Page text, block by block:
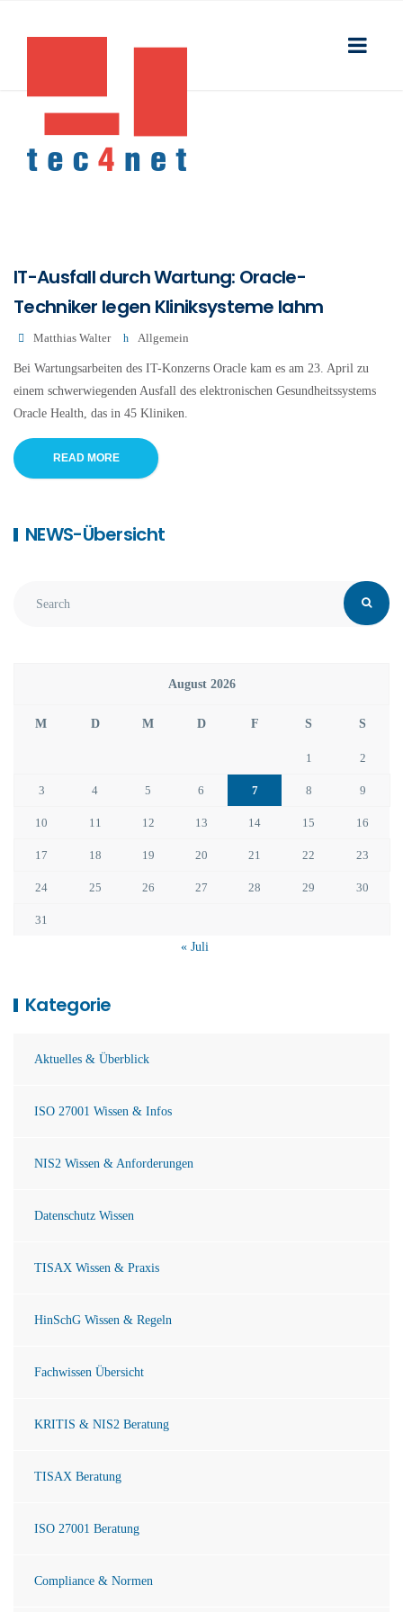
IT-Ausfall durch Wartung: Oracle-
Techniker legen Kliniksysteme lahm
Matthias Walter Allgemein
Bei Wartungsarbeiten des IT-Konzerns Oracle kam es am 23. April zu
einem schwerwiegenden Ausfall des elektronischen Gesundheitssystems
Oracle Health, das in 45 Kliniken.
READ MORE
NEWS-Übersicht
August 2026
M D M D F S S
1 2
3 4 5 6 7 8 9
10 11 12 13 14 15 16
17 18 19 20 21 22 23
24 25 26 27 28 29 30
31
« Juli
Kategorie
Aktuelles & Überblick
ISO 27001 Wissen & Infos
NIS2 Wissen & Anforderungen
Datenschutz Wissen
TISAX Wissen & Praxis
HinSchG Wissen & Regeln
Fachwissen Übersicht
KRITIS & NIS2 Beratung
TISAX Beratung
ISO 27001 Beratung
Compliance & Normen